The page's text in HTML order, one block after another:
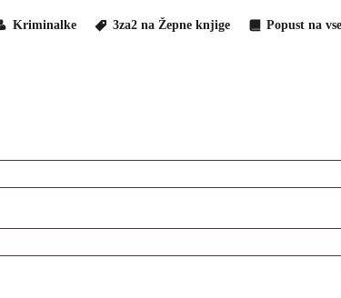
Kriminalke 3za2 na Žepne knjige Popust na